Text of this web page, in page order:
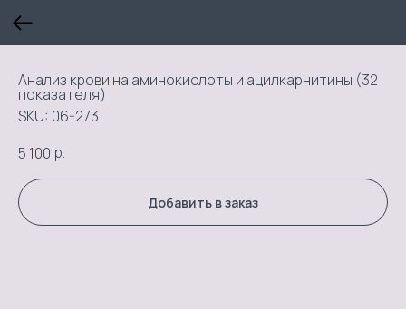
Анализ крови на аминокислоты и ацилкарнитины (32
показателя)
SKU: 06-273
5 100 р.
Добавить в заказ